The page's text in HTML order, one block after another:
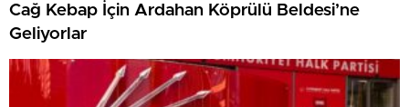
Cağ Kebap İçin Ardahan Köprülü Beldesi’ne
Geliyorlar